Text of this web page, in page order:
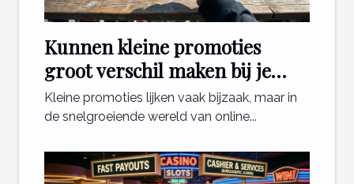
Kunnen kleine promoties
groot verschil maken bij je
sportweddenschappen?
Kleine promoties lijken vaak bijzaak, maar in
de snelgroeiende wereld van online...